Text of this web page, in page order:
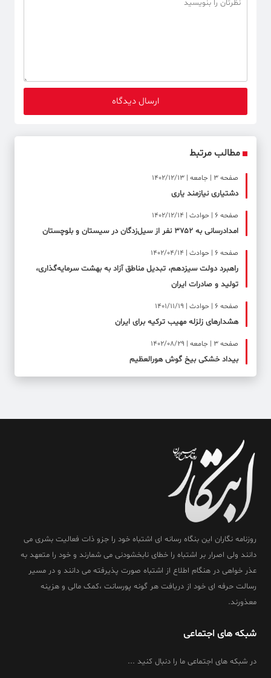
مطالب مرتبط
صفحه ۳ | جامعه | 1402/12/13
دشتیاری نیازمند یاری
صفحه ۶ | حوادث | 1402/12/14
امدادرسانی به ۳۷۵۲ نفر از سیل‌زدگان در سیستان و بلوچستان
صفحه ۶ | حوادث | 1402/04/14
راهبرد دولت سیزدهم، تبدیل مناطق آزاد به بهشت سرمایه‌گذاری،
تولید و صادرات ایران
صفحه ۶ | حوادث | 1401/11/19
هشدارهای زلزله مهیب ترکیه برای ایران
صفحه ۳ | جامعه | 1402/08/29
بیداد خشکی بیخ گوش هورالعظیم
روزنامه نگاران این بنگاه رسانه ای اشتباه خود را جزو ذات فعالیت بشری می
دانند ولی اصرار بر اشتباه را خطای نابخشودنی می شمارند و خود را متعهد به
عذر خواهی در هنگام اطلاع از اشتباه صورت پذیرفته می دانند و در مسیر
رسالت حرفه ای خود از دریافت هر گونه پورسانت ،کمک مالی و هزینه
معذورند.
شبکه های اجتماعی
در شبکه های اجتماعی ما را دنبال کنید ...